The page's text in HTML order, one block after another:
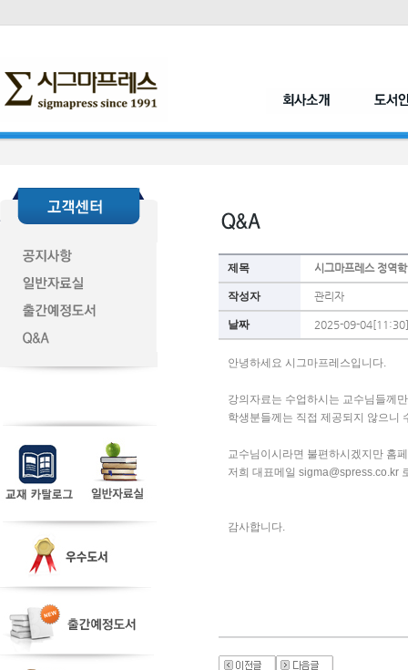
제목 시그마프레스 정역
작성자 관리자
날짜 2025-09-04[11:30]
안녕하세요 시그마프레스입니다.
강의자료는 수업하시는 교수님들께
학생분들께는 직접 제공되지 않으니
교수님이시라면 불편하시겠지만 홈
저희 대표메일 sigma@spress.co.kr
감사합니다.